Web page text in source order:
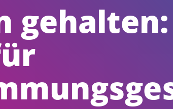
gehalten: